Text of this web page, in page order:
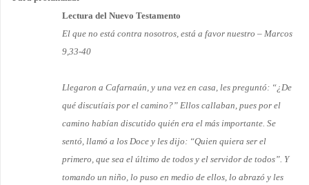
Lectura del Nuevo Testamento
El que no está contra nosotros, está a favor nuestro – Marcos
9,33-40
Llegaron a Cafarnaún, y una vez en casa, les preguntó: “¿De
qué discutíais por el camino?” Ellos callaban, pues por el
camino habían discutido quién era el más importante. Se
sentó, llamó a los Doce y les dijo: “Quien quiera ser el
primero, que sea el último de todos y el servidor de todos”. Y
tomando un niño, lo puso en medio de ellos, lo abrazó y les